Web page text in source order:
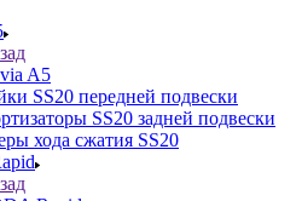
A5
SS20 передней подвески
SS20 задней подвески
хода сжатия SS20